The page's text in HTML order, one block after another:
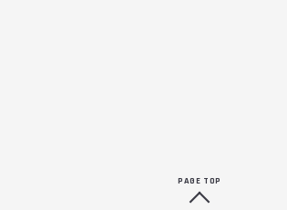
PAGE TOP